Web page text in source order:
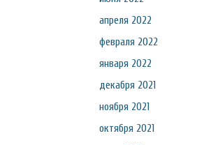
апреля 2022
февраля 2022
января 2022
декабря 2021
ноября 2021
октября 2021